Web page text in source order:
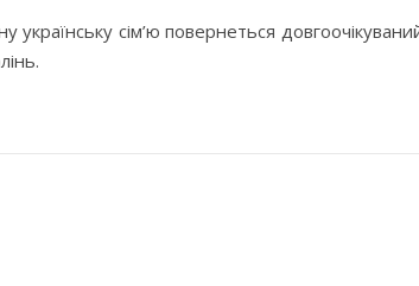
українську сім’ю повернеться